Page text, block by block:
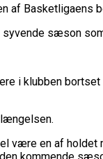
Og
Slut: Frida
Stjerne
Sender
Landstræner
Danmark
Knudsen Og
Og
Allan Foss:
Stopper
Noah
Cup
Med Allan
All-Second
af Basketligaens
syvende sæson
i klubben
være en af
kommende